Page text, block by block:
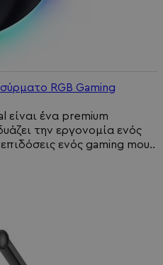
RGB Gaming
είναι ένα premium
την εργονομία ενός
ενός gaming mou..